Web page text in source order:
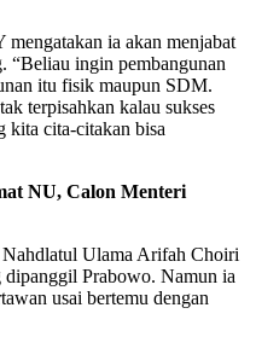
ia akan menjabat
“Beliau ingin pembangunan
itu fisik maupun SDM.
terpisahkan kalau sukses
kita cita-citakan bisa
NU, Calon Menteri
Nahdlatul Ulama Arifah Choiri
dipanggil Prabowo. Namun ia
usai bertemu dengan